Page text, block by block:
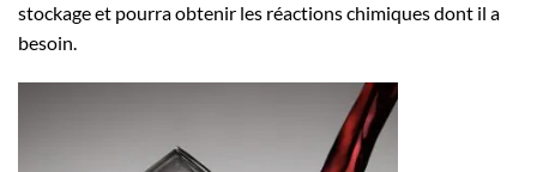
stockage et pourra obtenir les réactions chimiques dont il a
besoin.